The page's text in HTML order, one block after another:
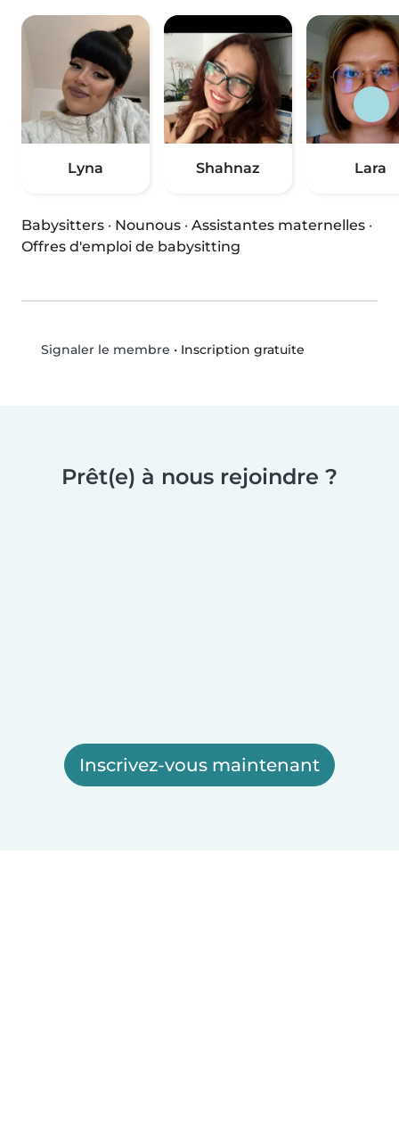
Lyna Shahnaz Lara
Babysitters · Nounous · Assistantes maternelles ·
Offres d'emploi de babysitting
Signaler le membre • Inscription gratuite
Prêt(e) à nous rejoindre ?
Inscrivez-vous maintenant